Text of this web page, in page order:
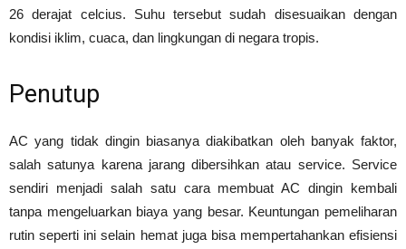
26 derajat celcius. Suhu tersebut sudah disesuaikan dengan
kondisi iklim, cuaca, dan lingkungan di negara tropis.
Penutup
AC yang tidak dingin biasanya diakibatkan oleh banyak faktor,
salah satunya karena jarang dibersihkan atau service. Service
sendiri menjadi salah satu cara membuat AC dingin kembali
tanpa mengeluarkan biaya yang besar. Keuntungan pemeliharan
rutin seperti ini selain hemat juga bisa mempertahankan efisiensi